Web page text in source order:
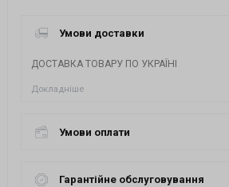
Умови доставки
ДОСТАВКА ТОВАРУ ПО УКРАЇНІ
Докладніше
Умови оплати
Гарантійне обслуговування